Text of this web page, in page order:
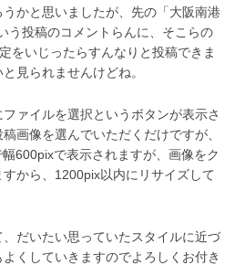
かと思いましたが、先の「大阪南港
う投稿のコメントらんに、そこらの
をいじったらすんなりと投稿できま
見られませんけどね。
ァイルを選択というボタンが表示さ
画像を選んでいただくだけですが、
600pixで表示されますが、画像をク
から、1200pix以内にリサイズして
だいたい思っていたスタイルに近づ
くしていきますのでよろしくお付き